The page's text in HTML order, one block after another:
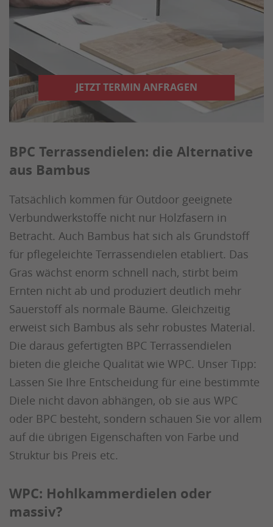
JETZT TERMIN ANFRAGEN
BPC Terrassendielen: die Alternative
aus Bambus
Tatsächlich kommen für Outdoor geeignete
Verbundwerkstoffe nicht nur Holzfasern in
Betracht. Auch Bambus hat sich als Grundstoff
für pflegeleichte Terrassendielen etabliert. Das
Gras wächst enorm schnell nach, stirbt beim
Ernten nicht ab und produziert deutlich mehr
Sauerstoff als normale Bäume. Gleichzeitig
erweist sich Bambus als sehr robustes Material.
Die daraus gefertigten BPC Terrassendielen
bieten die gleiche Qualität wie WPC. Unser Tipp:
Lassen Sie Ihre Entscheidung für eine bestimmte
Diele nicht davon abhängen, ob sie aus WPC
oder BPC besteht, sondern schauen Sie vor allem
auf die übrigen Eigenschaften von Farbe und
Struktur bis Preis etc.
WPC: Hohlkammerdielen oder
massiv?